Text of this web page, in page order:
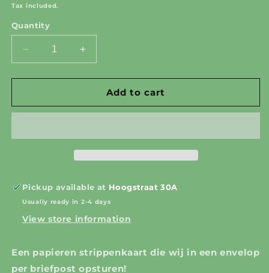
price
Tax included.
Quantity
Decrease
quantity
for
10x
Increase
quantity
for
Strippenkaart
10x
Add to cart
Pickup available at Hoogstraat 30A
Usually ready in 2-4 days
View store information
Een papieren strippenkaart die wij in een envelop
per briefpost opsturen!